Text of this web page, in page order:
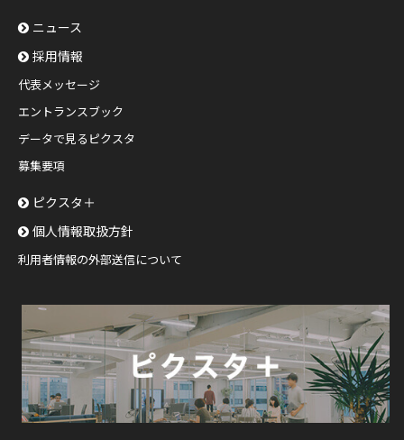
ニュース
採用情報
代表メッセージ
エントランスブック
データで見るピクスタ
募集要項
ピクスタ＋
個人情報取扱方針
利用者情報の外部送信について